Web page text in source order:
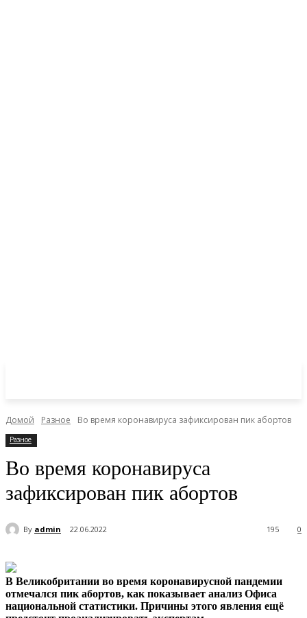
Домой Разное Во время коронавируса зафиксирован пик абортов
Разное
Во время коронавируса
зафиксирован пик абортов
By admin 22.06.2022 0
195
В Великобритании во время коронавирусной пандемии
отмечался пик абортов, как показывает анализ Офиса
национальной статистики. Причины этого явления ещё